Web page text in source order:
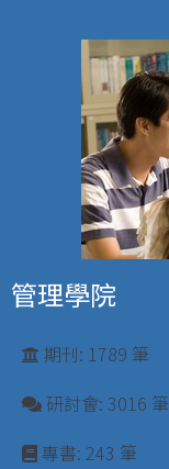
管理學院
期刊: 1789 筆
研討會: 3016 筆
專書: 243 筆